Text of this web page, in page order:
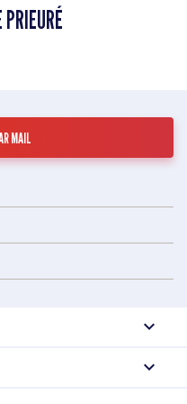
MAIL